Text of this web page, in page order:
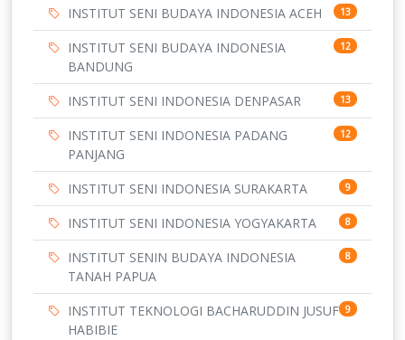
INSTITUT SENI BUDAYA INDONESIA ACEH 13
INSTITUT SENI BUDAYA INDONESIA
BANDUNG
12
INSTITUT SENI INDONESIA DENPASAR 13
INSTITUT SENI INDONESIA PADANG
PANJANG
12
INSTITUT SENI INDONESIA SURAKARTA 9
INSTITUT SENI INDONESIA YOGYAKARTA 8
INSTITUT SENIN BUDAYA INDONESIA
TANAH PAPUA
8
INSTITUT TEKNOLOGI BACHARUDDIN JUSUF
HABIBIE
9